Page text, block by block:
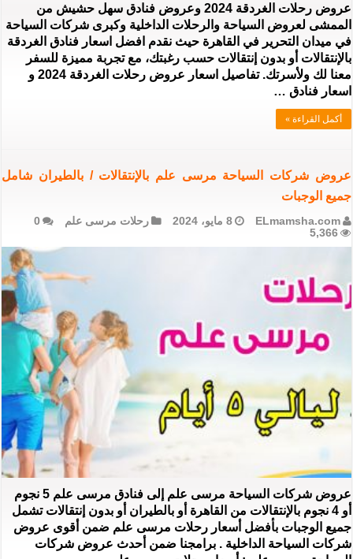
عروض رحلات الغردقة 2024 وعروض فنادق سهل حشيش من
الممشى لعروض السياحة والرحلات الداخلية وكبرى شركات السياحة
في ميدان التحرير في القاهرة حيث نقدم افضل اسعار فنادق الغردقة
بالإنتقالات أو بدون إنتقالات حسب رغبتك، مع تجربة مميزة للسفر
معنا لك ولأسرتك. تفاصيل اسعار عروض رحلات الغردقة 2024 و
اسعار فنادق …
أكمل القراءة »
عروض شركات السياحة مرسى علم بالإنتقالات / بالطيران شامل
جميع الوجبات
ELmamsha.com 8 مايو، 2024 رحلات مرسى علم
0
5,366
عروض شركات السياحة مرسى علم إلى فنادق مرسى علم 5 نجوم
أو 4 نجوم بالإنتقالات من القاهرة أو بالطيران أو بدون إنتقالات تشمل
جميع الوجبات بأفضل أسعار رحلات مرسى علم ضمن أقوى عروض
شركات السياحة الداخلية . برامجنا ضمن أحدث عروض شركات